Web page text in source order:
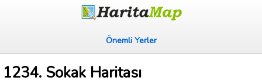
Önemli Yerler
1234. Sokak Haritası